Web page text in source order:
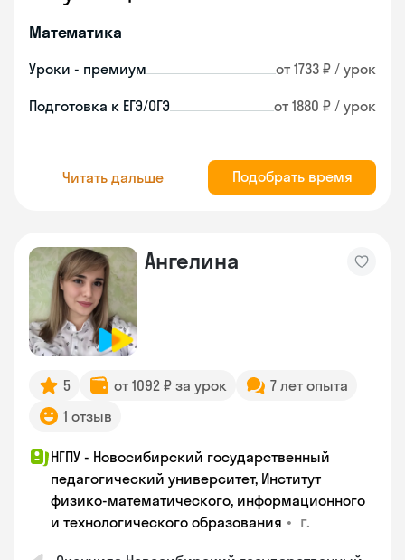
Математика
Уроки - премиум от 1733 ₽ / урок
Подготовка к ЕГЭ/ОГЭ от 1880 ₽ / урок
Читать дальше Подобрать время
Ангелина
5 от 1092 ₽ за урок
7 лет опыта
1 отзыв
НГПУ - Новосибирский государственный
педагогический университет, Институт
физико-математического, информационного
и технологического образования • г.